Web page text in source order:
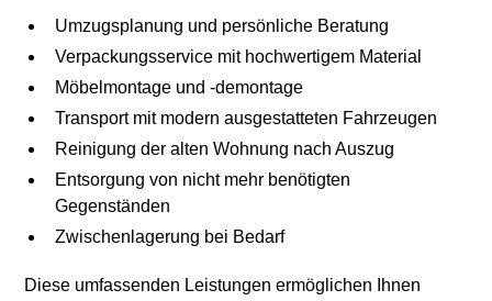
Umzugsplanung und persönliche Beratung
Verpackungsservice mit hochwertigem Material
Möbelmontage und -demontage
Transport mit modern ausgestatteten Fahrzeugen
Reinigung der alten Wohnung nach Auszug
Entsorgung von nicht mehr benötigten
Gegenständen
Zwischenlagerung bei Bedarf
Diese umfassenden Leistungen ermöglichen Ihnen